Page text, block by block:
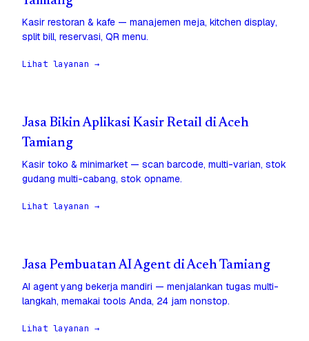
Kasir restoran & kafe — manajemen meja, kitchen display,
split bill, reservasi, QR menu.
Lihat layanan →
Jasa Bikin Aplikasi Kasir Retail di Aceh
Tamiang
Kasir toko & minimarket — scan barcode, multi-varian, stok
gudang multi-cabang, stok opname.
Lihat layanan →
Jasa Pembuatan AI Agent di Aceh Tamiang
AI agent yang bekerja mandiri — menjalankan tugas multi-
langkah, memakai tools Anda, 24 jam nonstop.
Lihat layanan →